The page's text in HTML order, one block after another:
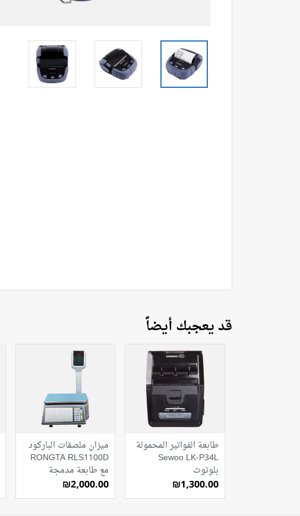
قد يعجبك أيضاً
طابعة الفواتير المحمولة
Sewoo LK-P34L
بلوتوث
₪1,300.00
ميزان ملصقات الباركود
RONGTA RLS1100D
مع طابعة مدمجة
₪2,000.00